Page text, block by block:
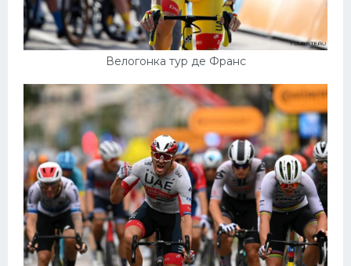
Велогонка тур де Франс